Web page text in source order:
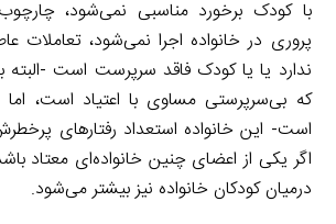
با کودک برخورد مناسبی نمی‌شود،
پروری در خانواده اجرا نمی‌شود، تعاملات
ندارد یا یا کودک فاقد سرپرست است -
که بی‌سرپرستی مساوی با اعتیاد است،
است- این خانواده استعداد رفتار‌های
اگر یکی از اعضای چنین خانواده‌ای معتاد
درمیان کودکان خانواده نیز بیشتر می‌شود.